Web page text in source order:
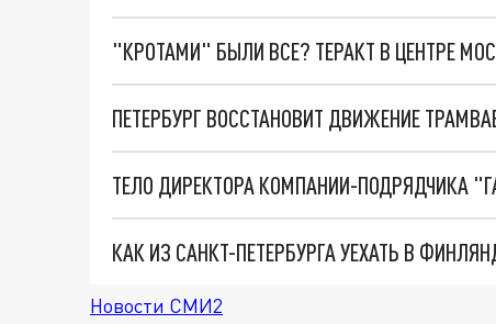
"КРОТАМИ" БЫЛИ ВСЕ? ТЕРАКТ В ЦЕНТРЕ
ПЕТЕРБУРГ ВОССТАНОВИТ ДВИЖЕНИЕ
Новости СМИ2